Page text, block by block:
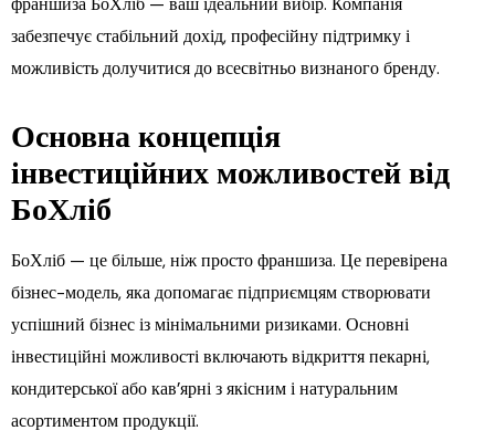
забезпечує стабільний дохід, професійну підтримку і
можливість долучитися до всесвітньо визнаного бренду.
Основна концепція
інвестиційних можливостей від
БоХліб
БоХліб — це більше, ніж просто франшиза. Це перевірена
бізнес-модель, яка допомагає підприємцям створювати
успішний бізнес із мінімальними ризиками. Основні
інвестиційні можливості включають відкриття пекарні,
кондитерської або кав’ярні з якісним і натуральним
асортиментом продукції.